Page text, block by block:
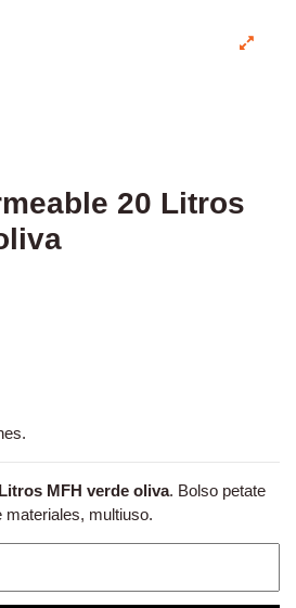
20 Litros
MFH verde oliva. Bolso petate
materiales, multiuso.